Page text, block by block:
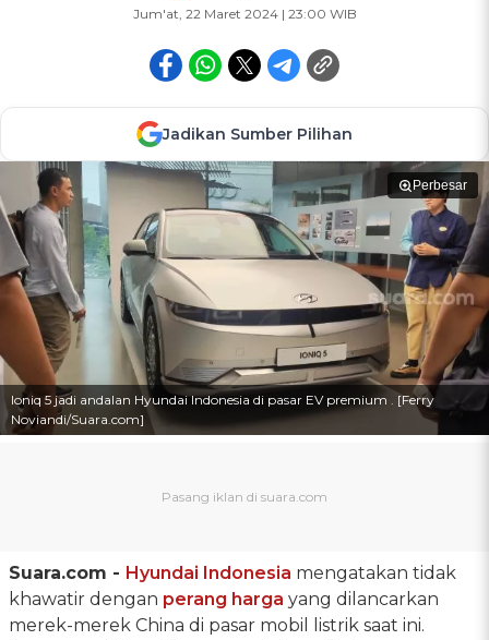
Jum'at, 22 Maret 2024 | 23:00 WIB
Jadikan Sumber Pilihan
Perbesar
Ioniq 5 jadi andalan Hyundai Indonesia di pasar EV premium . [Ferry
Noviandi/Suara.com]
Suara.com - Hyundai Indonesia mengatakan tidak
khawatir dengan perang harga yang dilancarkan
merek-merek China di pasar mobil listrik saat ini.